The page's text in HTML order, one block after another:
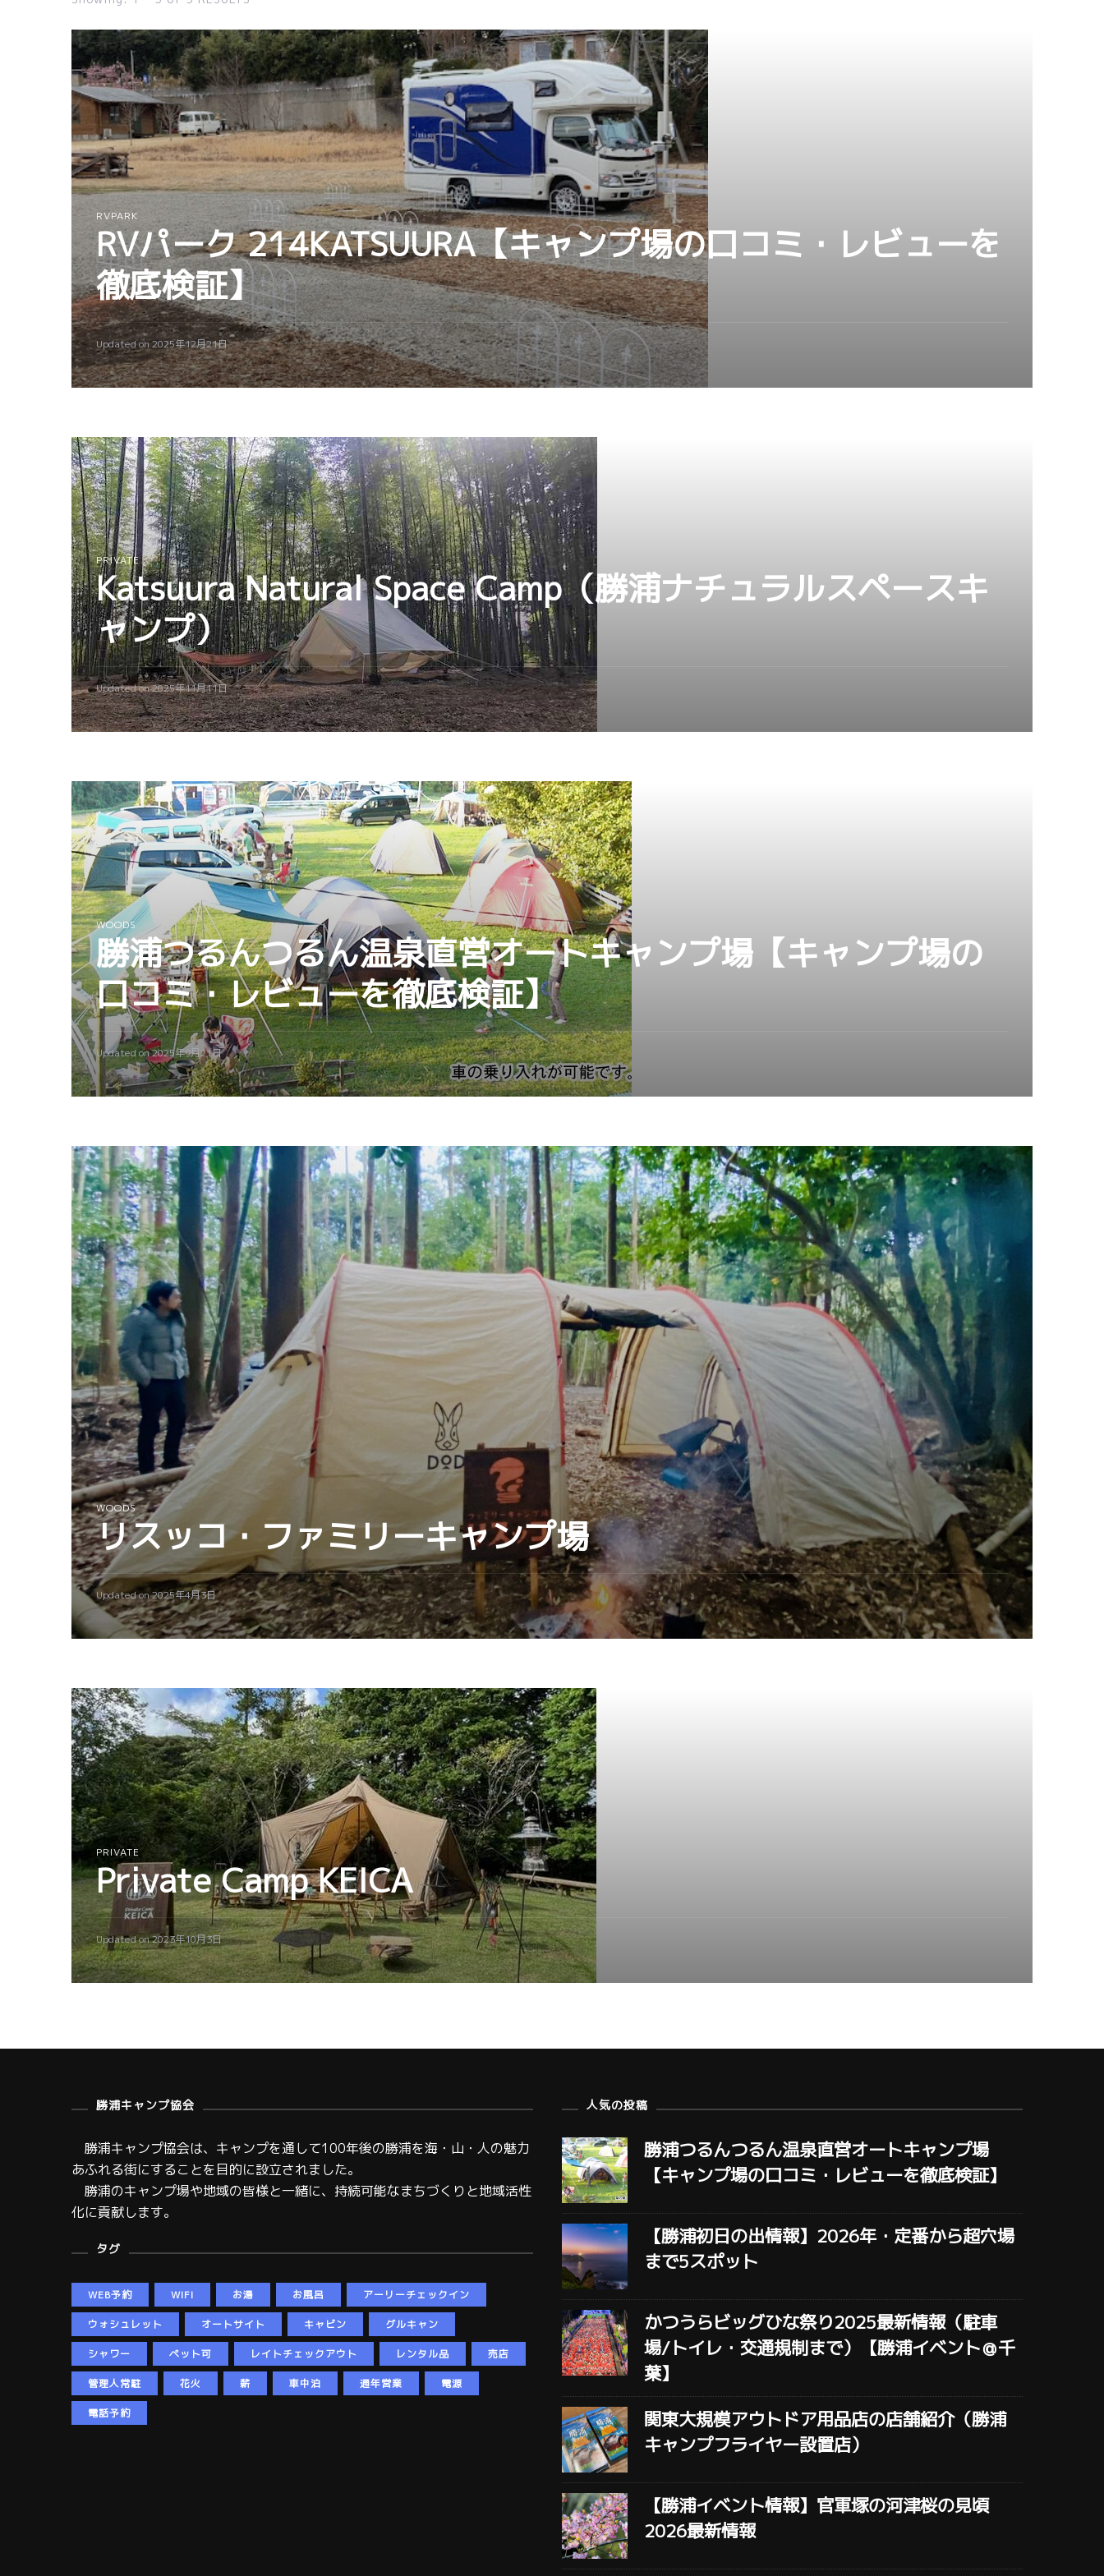
RVPARK
RVパーク 214KATSUURA【キャンプ場の口コミ・レビューを
徹底検証】
Updated on2025年12月21日
PRIVATE
Katsuura Natural Space Camp（勝浦ナチュラルスペースキ
ャンプ）
Updated on2025年11月11日
WOODS
勝浦つるんつるん温泉直営オートキャンプ場【キャンプ場の
口コミ・レビューを徹底検証】
Updated on2025年9月21日
WOODS
リスッコ・ファミリーキャンプ場
Updated on2025年4月3日
PRIVATE
Private Camp KEICA
Updated on2023年10月3日
勝浦キャンプ協会
勝浦キャンプ協会は、キャンプを通して100年後の勝浦を海・山・人の魅力
あふれる街にすることを目的に設立されました。
勝浦のキャンプ場や地域の皆様と一緒に、持続可能なまちづくりと地域活性
化に貢献します。
タグ
WEB予約 WIFI お湯 お風呂 アーリーチェックイン
ウォシュレット オートサイト キャビン グルキャン
シャワー ペット可 レイトチェックアウト レンタル品 売店
管理人常駐 花火 薪 車中泊 通年営業 電源
電話予約
人気の投稿
勝浦つるんつるん温泉直営オートキャンプ場
【キャンプ場の口コミ・レビューを徹底検証】
【勝浦初日の出情報】2026年・定番から超穴場
まで5スポット
かつうらビッグひな祭り2025最新情報（駐車
場/トイレ・交通規制まで）【勝浦イベント＠千
葉】
関東大規模アウトドア用品店の店舗紹介（勝浦
キャンプフライヤー設置店）
【勝浦イベント情報】官軍塚の河津桜の見頃
2026最新情報